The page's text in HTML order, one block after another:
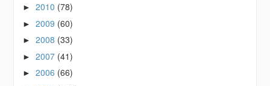
►2010 (78)
►2009 (60)
►2008 (33)
►2007 (41)
►2006 (66)